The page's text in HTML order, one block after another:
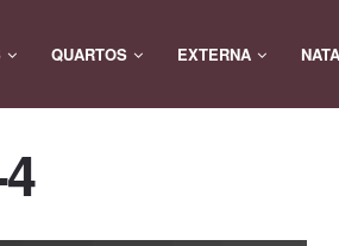
QUARTOS EXTERNA